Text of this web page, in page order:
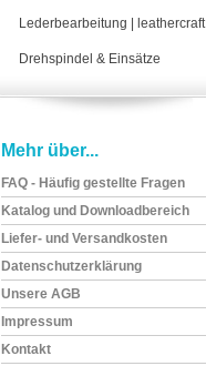
Lederbearbeitung | leathercraft
Drehspindel & Einsätze
Mehr über...
FAQ - Häufig gestellte Fragen
Katalog und Downloadbereich
Liefer- und Versandkosten
Datenschutzerklärung
Unsere AGB
Impressum
Kontakt